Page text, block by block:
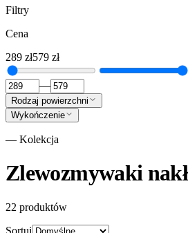
Filtry
Cena
289 zł579 zł
—
Rodzaj powierzchni
Wykończenie
— Kolekcja
Zlewozmywaki
22 produktów
Sortuj